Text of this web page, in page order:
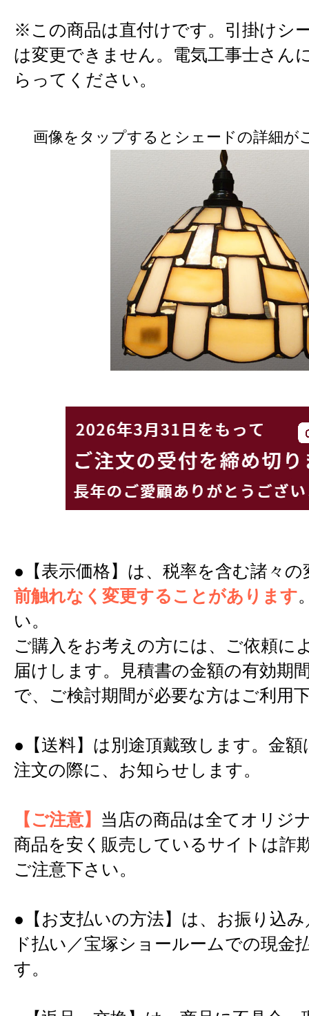
※この商品は直付けです。引掛けシ
は変更できません。電気工事士さん
らってください。
画像をタップするとシェードの詳細が
●【表示価格】は、税率を含む諸々
前触れなく変更することがあります
い。
ご購入をお考えの方には、ご依頼に
届けします。見積書の金額の有効期
で、ご検討期間が必要な方はご利用
●【送料】は別途頂戴致します。金
注文の際に、お知らせします。
【ご注意】 当店の商品は全てオリジ
商品を安く販売しているサイトは詐
ご注意下さい。
●【お支払いの方法】は、お振り込
ド払い／宝塚ショールームでの現金
す。